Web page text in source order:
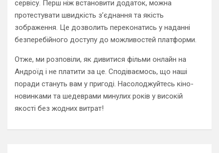
сервісу. Перш ніж встановити додаток, можна
протестувати швидкість з’єднання та якість
зображення. Це дозволить переконатись у наданні
безперебійного доступу до можливостей платформи.
Отже, ми розповіли, як дивитися фільми онлайн на
Андроїд і не платити за це. Сподіваємось, що наші
поради стануть вам у пригоді. Насолоджуйтесь кіно-
новинками та шедеврами минулих років у високій
якості без жодних витрат!